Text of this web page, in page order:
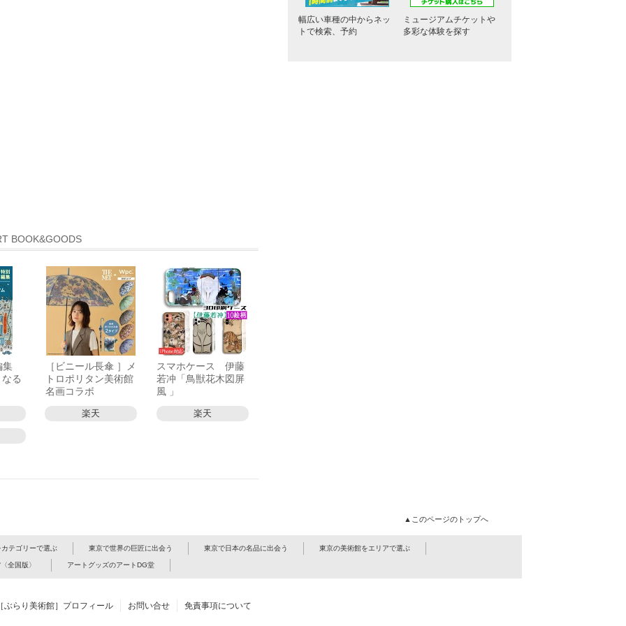
BOOK&GOODS
集
る
［ビニール長傘 ］メ
トロポリタン美術館
名画コラボ
楽天
スマホケース 伊藤
若冲「鳥獣花木図屏
風 」
楽天
幅広い車種の中からネッ
トで検索、予約
ミュージアムチケットや
多彩な体験を探す
▲このページのトップへ
テゴリーで選ぶ 東京で世界の巨匠に出会う 東京で日本の名品に出会う 東京の美術館をエリアで選ぶ
全国版〉 アートグッズのアートDG堂
ぶらり美術館］プロフィール お問い合せ 免責事項について